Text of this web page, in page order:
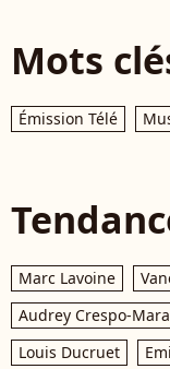
Mots
Émission Télé
Marc Lavoine
Audrey Crespo-Mara
Louis Ducruet